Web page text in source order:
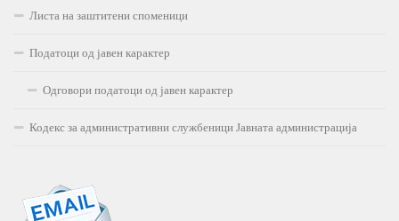
Листа на заштитени споменици
Податоци од јавен карактер
Одговори податоци од јавен карактер
Кодекс за административни службеници Јавната администрација